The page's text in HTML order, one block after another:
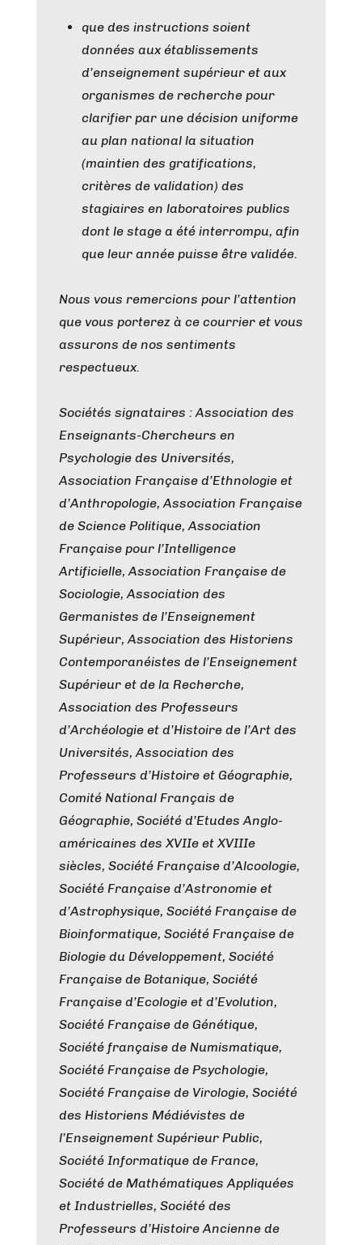
que des instructions soient
données aux établissements
d’enseignement supérieur et aux
organismes de recherche pour
clarifier par une décision uniforme
au plan national la situation
(maintien des gratifications,
critères de validation) des
stagiaires en laboratoires publics
dont le stage a été interrompu, afin
que leur année puisse être validée.
Nous vous remercions pour l’attention
que vous porterez à ce courrier et vous
assurons de nos sentiments
respectueux.
Sociétés signataires : Association des
Enseignants-Chercheurs en
Psychologie des Universités,
Association Française d’Ethnologie et
d’Anthropologie, Association Française
de Science Politique, Association
Française pour l’Intelligence
Artificielle, Association Française de
Sociologie, Association des
Germanistes de l’Enseignement
Supérieur, Association des Historiens
Contemporanéistes de l’Enseignement
Supérieur et de la Recherche,
Association des Professeurs
d’Archéologie et d’Histoire de l’Art des
Universités, Association des
Professeurs d’Histoire et Géographie,
Comité National Français de
Géographie, Société d’Etudes Anglo-
américaines des XVIIe et XVIIIe
siècles, Société Française d’Alcoologie,
Société Française d’Astronomie et
d’Astrophysique, Société Française de
Bioinformatique, Société Française de
Biologie du Développement, Société
Française de Botanique, Société
Française d’Ecologie et d’Evolution,
Société Française de Génétique, ​
Société française de Numismatique, ​
Société Française de Psychologie,
Société Française de Virologie, Société
des Historiens Médiévistes de
l’Enseignement Supérieur Public,
Société Informatique de France,
Société de Mathématiques Appliquées
et Industrielles, Société des
Professeurs d’Histoire Ancienne de